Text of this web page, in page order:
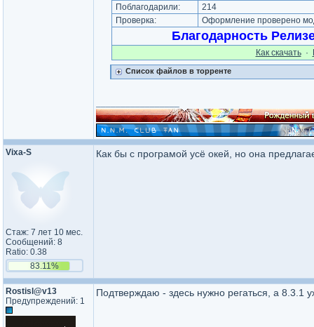
Поблагодарили:
214
Проверка:
Оформление проверено
Благодарность
Как cкачать·
Список файлов в торренте
Vixa-S
Стаж: 7 лет 10 мес.
Сообщений: 8
Ratio: 0.38
83.11%
Как бы с програмой усё окей, но она
Rostisl@v13
Предупреждений: 1
Подтверждаю - здесь нужно регаться, а 8.3.1